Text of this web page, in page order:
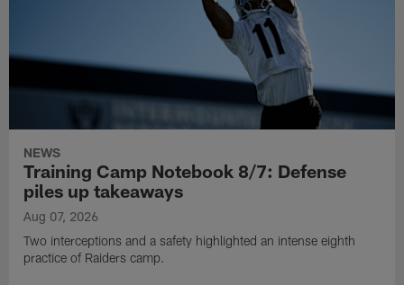
NEWS
Training Camp Notebook 8/7: Defense
piles up takeaways
Aug 07, 2026
Two interceptions and a safety highlighted an intense eighth
practice of Raiders camp.